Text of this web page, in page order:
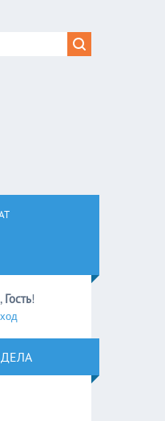
, Гость!